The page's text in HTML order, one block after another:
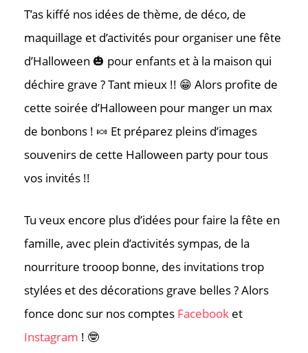
T’as kiffé nos idées de thème, de déco, de
maquillage et d’activités pour organiser une fête
d’Halloween 🎃 pour enfants et à la maison qui
déchire grave ? Tant mieux !! 😁 Alors profite de
cette soirée d’Halloween pour manger un max
de bonbons ! 🍬 Et préparez pleins d’images
souvenirs de cette Halloween party pour tous
vos invités !!
Tu veux encore plus d’idées pour faire la fête en
famille, avec plein d’activités sympas, de la
nourriture trooop bonne, des invitations trop
stylées et des décorations grave belles ? Alors
fonce donc sur nos comptes Facebook et
Instagram ! 🤓